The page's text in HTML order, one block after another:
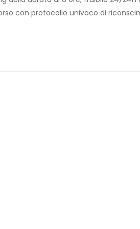
con protocollo univoco di